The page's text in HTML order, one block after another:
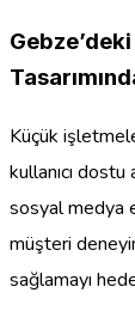
Küçük
kullanıcı
sosyal medya
müşteri
sağlamayı